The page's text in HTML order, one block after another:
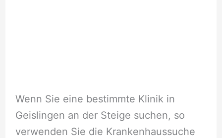
Wenn Sie eine bestimmte Klinik in
Geislingen an der Steige suchen, so
verwenden Sie die Krankenhaussuche